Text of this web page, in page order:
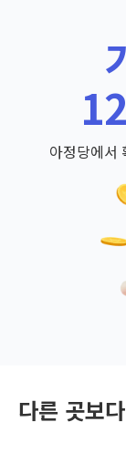
아정당에서
다른 곳보